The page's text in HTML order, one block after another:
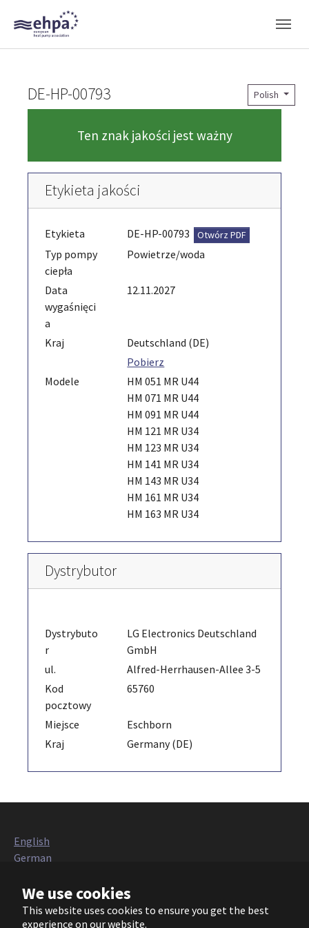
We use cookies
This website uses cookies to ensure you get the best
experience on our website.
Skip to main navigation
Skip to main content
Skip to page footer
Polish
DE-HP-00793
Ten znak jakości jest ważny
Etykieta jakości
Etykieta DE-HP-00793 Otwórz PDF
Typ pompy
ciepła
Powietrze/woda
Data
wygaśnięci
a
12.11.2027
Kraj
Deutschland (DE)
Pobierz
Modele
HM 051 MR U44
HM 071 MR U44
HM 091 MR U44
HM 121 MR U34
HM 123 MR U34
HM 141 MR U34
HM 143 MR U34
HM 161 MR U34
HM 163 MR U34
Dystrybutor
Dystrybuto
r
LG Electronics Deutschland
GmbH
ul.
Alfred-Herrhausen-Allee 3-5
Kod
pocztowy
65760
Miejsce
Eschborn
Kraj
Germany (DE)
English
German
French
Polish
Czech